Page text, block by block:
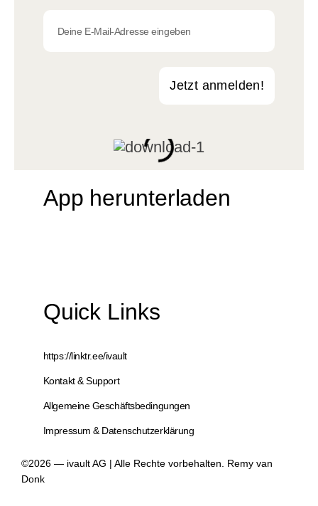
Jetzt anmelden!
App herunterladen
Quick Links
https://linktr.ee/ivault
Kontakt & Support
Allgemeine Geschäftsbedingungen
Impressum & Datenschutzerklärung
©2026 — ivault AG | Alle Rechte vorbehalten. Remy van
Donk